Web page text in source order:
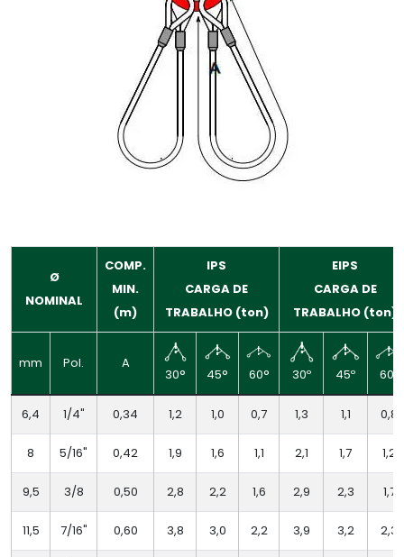
Ø
NOMINAL
COMP.
MIN.
(m)
IPS
CARGA DE
TRABALHO (ton)
EIPS
CARGA DE
TRABALHO (ton)
mm Pol. A
30° 45° 60° 30º 45º 60º
6,4 1/4" 0,34 1,2 1,0 0,7 1,3 1,1 0,8
8 5/16" 0,42 1,9 1,6 1,1 2,1 1,7 1,2
9,5 3/8 0,50 2,8 2,2 1,6 2,9 2,3 1,7
11,5 7/16" 0,60 3,8 3,0 2,2 3,9 3,2 2,3